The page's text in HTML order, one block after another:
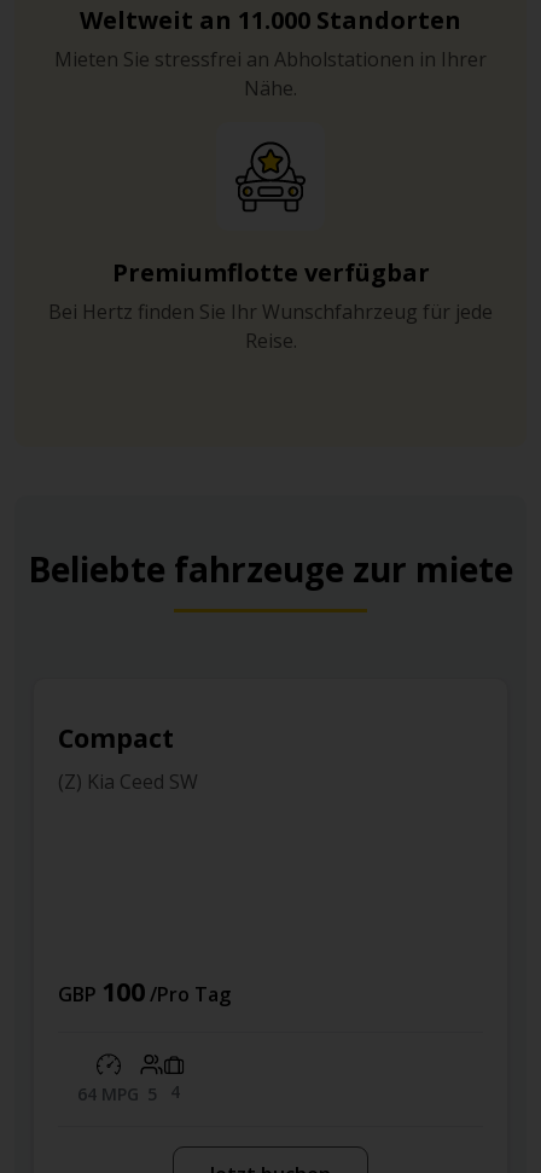
Weltweit an 11.000 Standorten
Mieten Sie stressfrei an Abholstationen in Ihrer
Nähe.
Premiumflotte verfügbar
Bei Hertz finden Sie Ihr Wunschfahrzeug für jede
Reise.
Beliebte fahrzeuge zur miete
Compact
(Z) Kia Ceed SW
GBP 100/Pro Tag
64 MPG 5 4